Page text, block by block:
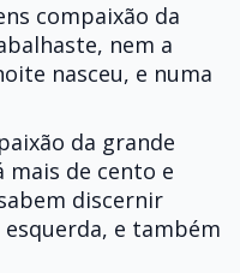
compaixão da
nem a
nasceu, e numa
da grande
mais de cento e
discernir
e também